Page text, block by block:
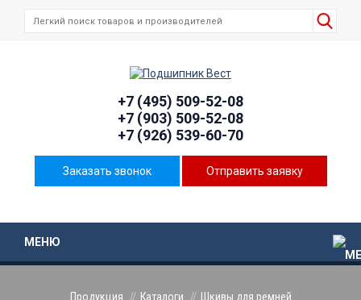
+7 (495) 509-52-08
+7 (903) 509-52-08
+7 (926) 539-60-70
Заказать звонок Отправить заявку
МЕНЮ
Продукция Каталоги
Шкивы для ремней